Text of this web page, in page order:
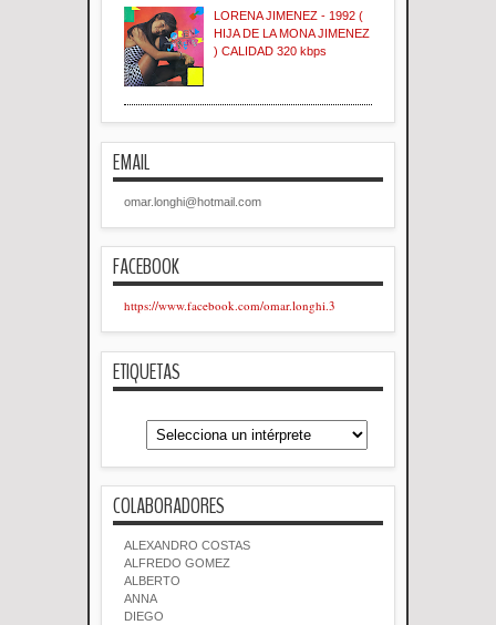
LORENA JIMENEZ - 1992 (
HIJA DE LA MONA JIMENEZ
) CALIDAD 320 kbps
EMAIL
omar.longhi@hotmail.com
FACEBOOK
https://www.facebook.com/omar.longhi.3
ETIQUETAS
COLABORADORES
ALEXANDRO COSTAS
ALFREDO GOMEZ
ALBERTO
ANNA
DIEGO